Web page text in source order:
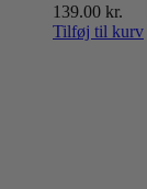
139.00 kr.
Tilføj til kurv